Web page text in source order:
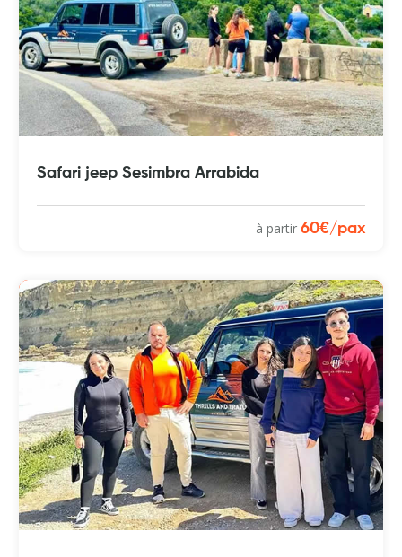
Safari jeep Sesimbra Arrabida
à partir 60€/pax